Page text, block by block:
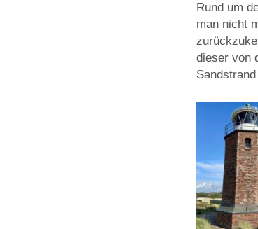
Rund um
man nicht
dieser von